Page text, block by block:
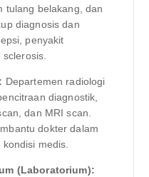
tulang belakang, dan
diagnosis dan
penyakit
Departemen radiologi
diagnostik,
dan MRI scan.
dokter dalam
medis.
(Laboratorium):